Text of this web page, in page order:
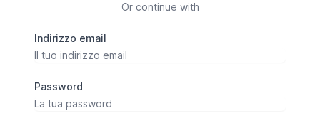
Or continue with
Indirizzo email
Password